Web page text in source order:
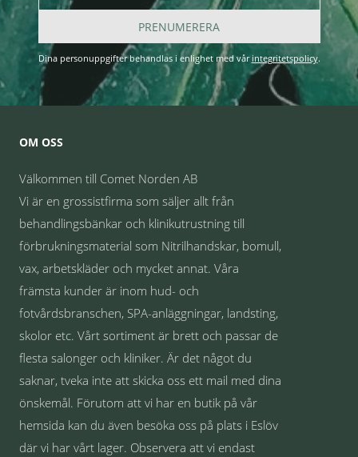
PRENUMERERA
Dina personuppgifter behandlas i enlighet med vår integritetspolicy.
OM OSS
Välkommen till Comet Norden AB
Vi är en grossistfirma som säljer allt från
behandlingsbänkar och klinikutrustning till
förbrukningsmaterial som Nitrilhandskar, bomull,
vax, arbetskläder och mycket annat. Våra
främsta kunder är inom hud- och
fotvårdsbranschen, SPA-anläggningar, landsting,
skolor etc. Vårt sortiment är brett och passar de
flesta salonger och kliniker. Är det något du
saknar, tveka inte att skicka oss ett mail med dina
önskemål. Förutom att vi har en butik på vår
hemsida kan du även besöka oss på plats i Eslöv
där vi har vårt lager. Observera att vi endast